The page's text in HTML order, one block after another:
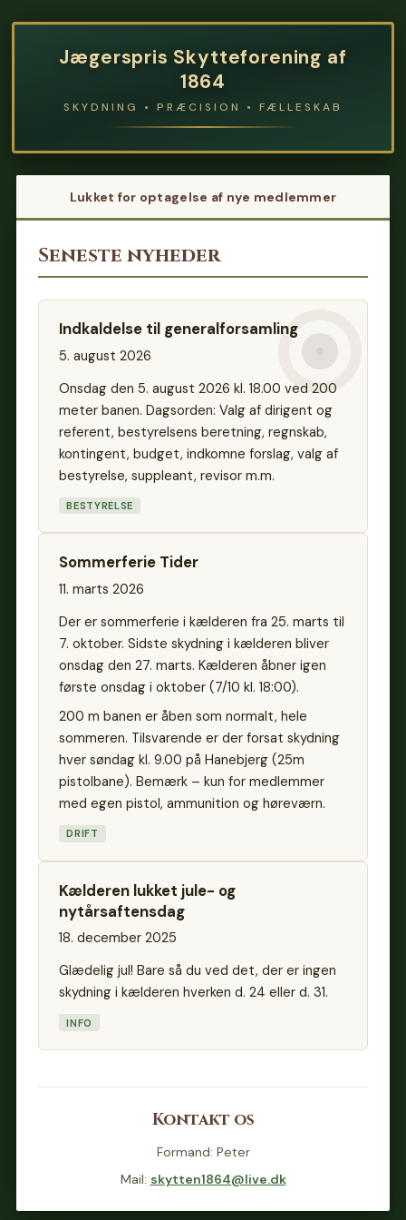
Jægerspris Skytteforening af
1864
SKYDNING • PRÆCISION • FÆLLESKAB
Lukket for optagelse af nye medlemmer
Seneste nyheder
Indkaldelse til generalforsamling
5. august 2026
Onsdag den 5. august 2026 kl. 18.00 ved 200
meter banen. Dagsorden: Valg af dirigent og
referent, bestyrelsens beretning, regnskab,
kontingent, budget, indkomne forslag, valg af
bestyrelse, suppleant, revisor m.m.
BESTYRELSE
Sommerferie Tider
11. marts 2026
Der er sommerferie i kælderen fra 25. marts til
7. oktober. Sidste skydning i kælderen bliver
onsdag den 27. marts. Kælderen åbner igen
første onsdag i oktober (7/10 kl. 18:00).
200 m banen er åben som normalt, hele
sommeren. Tilsvarende er der forsat skydning
hver søndag kl. 9.00 på Hanebjerg (25m
pistolbane). Bemærk – kun for medlemmer
med egen pistol, ammunition og høreværn.
DRIFT
Kælderen lukket jule- og
nytårsaftensdag
18. december 2025
Glædelig jul! Bare så du ved det, der er ingen
skydning i kælderen hverken d. 24 eller d. 31.
INFO
Kontakt os
Formand: Peter
Mail: skytten1864@live.dk